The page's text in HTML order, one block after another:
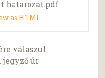
hatarozat.pdf
as HTML
válaszul
úr